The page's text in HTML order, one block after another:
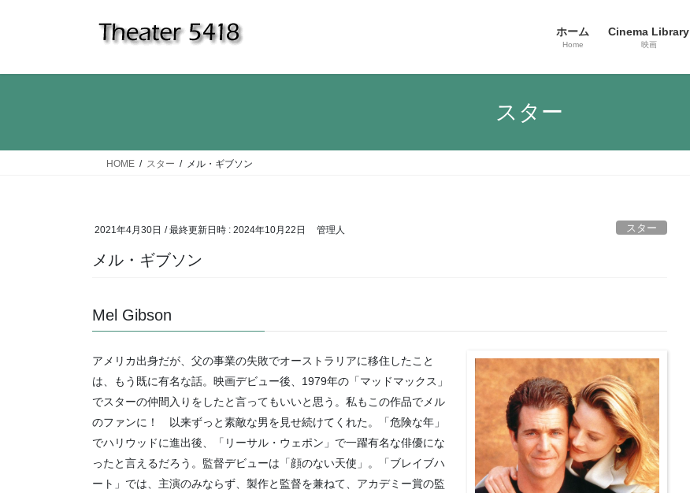
ホーム
Home
Cinema Library
映画
スター
HOME スター メル・ギブソン
2021年4月30日 / 最終更新日時 : 2024年10月22日 管理人 スター
メル・ギブソン
Mel Gibson
アメリカ出身だが、父の事業の失敗でオーストラリアに移住したこと
は、もう既に有名な話。映画デビュー後、1979年の「マッドマックス」
でスターの仲間入りをしたと言ってもいいと思う。私もこの作品でメル
のファンに！ 以来ずっと素敵な男を見せ続けてくれた。「危険な年」
でハリウッドに進出後、「リーサル・ウェポン」で一躍有名な俳優にな
ったと言えるだろう。監督デビューは「顔のない天使」。「ブレイブハ
ート」では、主演のみならず、製作と監督を兼ねて、アカデミー賞の監